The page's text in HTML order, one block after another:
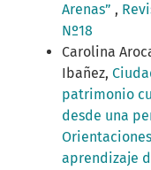
Arenas” ,
Nº18
Carolina
Ibañez,
patrimonio
desde una
aprendizaje